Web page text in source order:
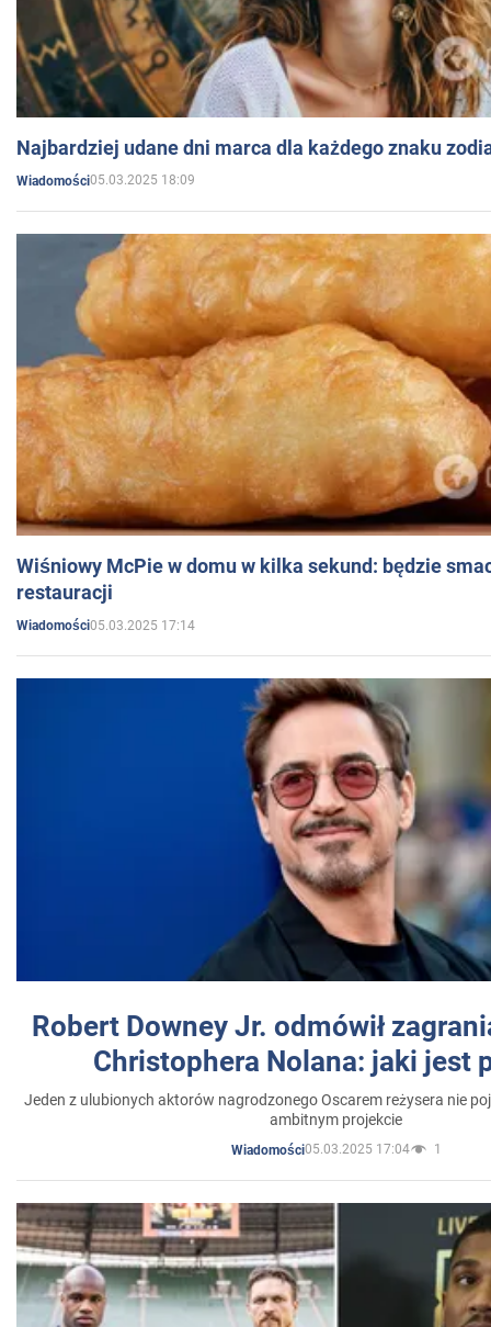
Najbardziej udane dni marca dla każdego znaku
Wiadomości05.03.2025 18:09
Wiśniowy McPie w domu w kilka sekund: będzie
restauracji
Wiadomości05.03.2025 17:14
Robert Downey Jr. odmówił
Christophera Nolana: jaki jest
Jeden z ulubionych aktorów nagrodzonego Oscarem reżysera nie
ambitnym projekcie
Wiadomości05.03.2025 17:04 1